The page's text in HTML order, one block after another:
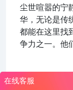
在线客服
尘世喧嚣的宁
华，无论是传
都能在这里找
争力之一。他